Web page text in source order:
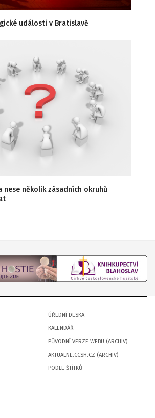
události v Bratislavě
nese několik zásadních okruhů
ÚŘEDNÍ DESKA
KALENDÁŘ
PŮVODNÍ VERZE WEBU (ARCHIV)
AKTUALNE.CCSH.CZ (ARCHIV)
PODLE ŠTÍTKŮ